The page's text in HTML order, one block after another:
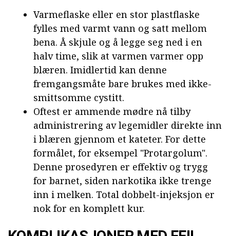
Varmeflaske eller en stor plastflaske
fylles med varmt vann og satt mellom
bena. Å skjule og å legge seg ned i en
halv time, slik at varmen varmer opp
blæren. Imidlertid kan denne
fremgangsmåte bare brukes med ikke-
smittsomme cystitt.
Oftest er ammende mødre nå tilby
administrering av legemidler direkte inn
i blæren gjennom et kateter. For dette
formålet, for eksempel "Protargolum".
Denne prosedyren er effektiv og trygg
for barnet, siden narkotika ikke trenge
inn i melken. Total dobbelt-injeksjon er
nok for en komplett kur.